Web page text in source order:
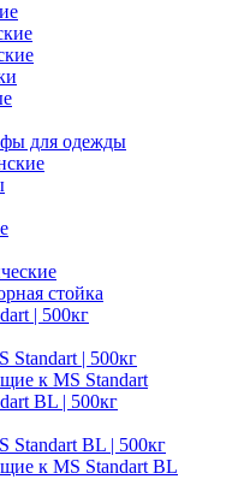
для одежды
стойка
| 500кг
Standart | 500кг
к MS Standart
BL | 500кг
Standart BL | 500кг
к MS Standart BL